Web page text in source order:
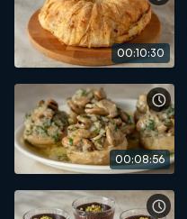
00:10:30
00:08:56